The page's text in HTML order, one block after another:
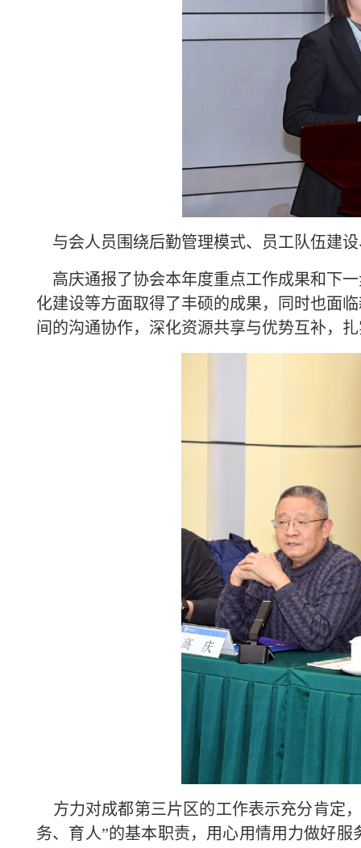
与会人员围绕后勤管理模式、员工队伍建
高庆通报了协会本年度重点工作成果和下
化建设等方面取得了丰硕的成果，同时也面
间的沟通协作，深化资源共享与优势互补，
方力对成都第三片区的工作表示充分肯定
务、育人”的基本职责，用心用情用力做好